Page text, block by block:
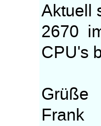
Aktuell
2670
CPU's
Grüße
Frank